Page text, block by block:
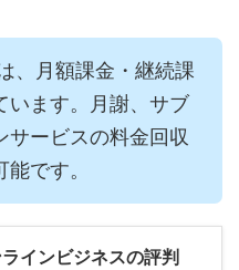
、月額課金・継続課
います。月謝、サブ
サービスの料金回収
です。
インビジネスの評判